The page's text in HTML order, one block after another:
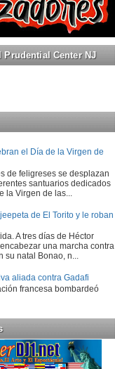
Prudential Center NJ
el Día de la Virgen de
de feligreses se desplazan
santuarios dedicados
la Virgen de las...
de El Torito y le roban
A tres días de Héctor
una marcha contra
su natal Bonao, n...
aliada contra Gadafi
francesa bombardeó